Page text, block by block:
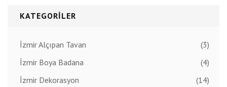
KATEGORILER
İzmir Alçıpan Tavan
(3)
İzmir Boya Badana
(4)
İzmir Dekorasyon
(14)